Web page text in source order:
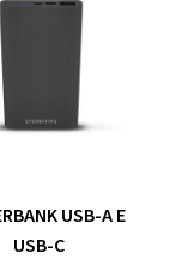
USB-A E
USB-C